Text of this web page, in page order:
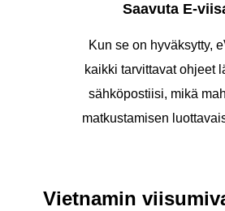
Saavuta E-
Kun se on hyväksytty,
kaikki tarvittavat ohjeet
sähköpostiisi, mikä
matkustamisen
Vietnamin